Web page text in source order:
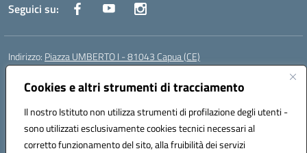
Cookies e altri strumenti di tracciamento
Il nostro Istituto non utilizza strumenti di profilazione degli utenti -
sono utilizzati esclusivamente cookies tecnici necessari al
corretto funzionamento del sito, alla fruibilità dei servizi
Seguici su:
Indirizzo: Piazza UMBERTO I - 81043 Capua (CE)
Centralino:
Posta elettronica certificata (PEC):cepm03000d@pec.istruzione.it
Codice fiscale: 93034560610
Codice meccanografico:CEPM03000D
Codice Indice delle Pubbliche Amministrazioni (IPA): istsc_cepm03000d